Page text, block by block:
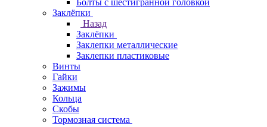
Болты с шестигранной головкой
Заклёпки
Назад
Заклёпки
Заклепки металлические
Заклепки пластиковые
Винты
Гайки
Зажимы
Кольца
Скобы
Тормозная система